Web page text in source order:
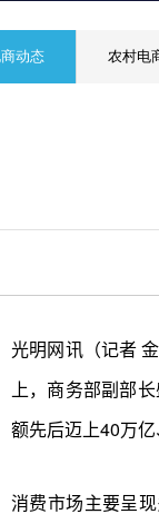
动态 农村电
光明网讯（记者
上，商务部副部
额先后迈上40万
消费市场主要呈